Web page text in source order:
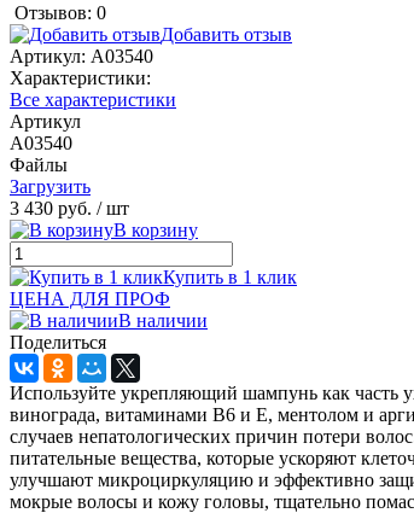
Отзывов: 0
Добавить отзыв
Артикул: A03540
Характеристики:
Все характеристики
Артикул
A03540
Файлы
Загрузить
3 430 руб. / шт
В корзину
Купить в 1 клик
ЦЕНА ДЛЯ ПРОФ
В наличии
Поделиться
Используйте укрепляющий шампунь как часть
винограда, витаминами B6 и E, ментолом и
случаев непатологических причин потери
питательные вещества, которые ускоряют
улучшают микроциркуляцию и эффективно
мокрые волосы и кожу головы, тщательно